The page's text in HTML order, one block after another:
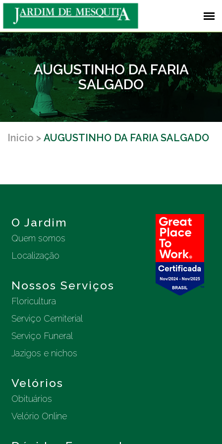
AUGUSTINHO DA FARIA
SALGADO
Inicio AUGUSTINHO DA FARIA SALGADO
O Jardim
Quem somos
Localização
Nossos Serviços
Floricultura
Serviço Cemiterial
Serviço Funeral
Jazigos e nichos
Velórios
Obituários
Velório Online